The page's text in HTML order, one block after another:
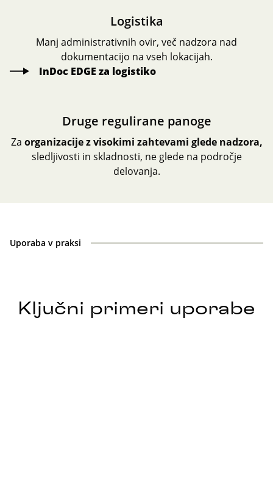
Logistika
Manj administrativnih ovir, več nadzora nad
dokumentacijo na vseh lokacijah.
InDoc EDGE za logistiko
Druge regulirane panoge
Za organizacije z visokimi zahtevami glede nadzora,
sledljivosti in skladnosti, ne glede na področje
delovanja.
Uporaba v praksi
Ključni primeri uporabe